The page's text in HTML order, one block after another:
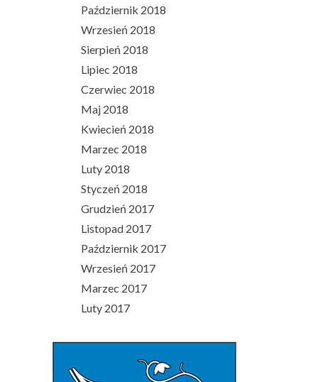
Październik 2018
Wrzesień 2018
Sierpień 2018
Lipiec 2018
Czerwiec 2018
Maj 2018
Kwiecień 2018
Marzec 2018
Luty 2018
Styczeń 2018
Grudzień 2017
Listopad 2017
Październik 2017
Wrzesień 2017
Marzec 2017
Luty 2017